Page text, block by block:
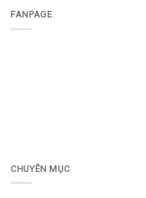
FANPAGE
CHUYÊN MỤC